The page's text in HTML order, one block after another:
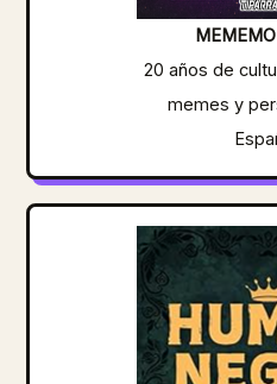
20 años de
memes y